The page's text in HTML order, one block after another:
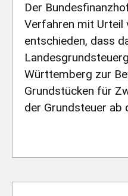
Der
Verfahren mit Urteil
entschieden, dass
Württemberg zur
Grundstücken für
der Grundsteuer ab